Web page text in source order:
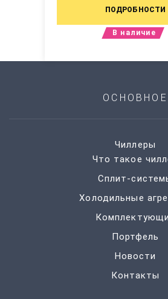
ПОДРОБНОСТИ
В наличие
ОСНОВНОЕ
Чиллеры
Что такое
Сплит-
Холодильные
Портфель
Новости
Контакты